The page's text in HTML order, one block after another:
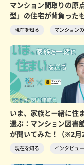
マンション間取りの原
型」の住宅が背負った
現在を知る マンション
いま、家族と一緒に住
選ぶ：マンション図書
が聞いてみた！（※2月
新）
現在を知る インタビュ